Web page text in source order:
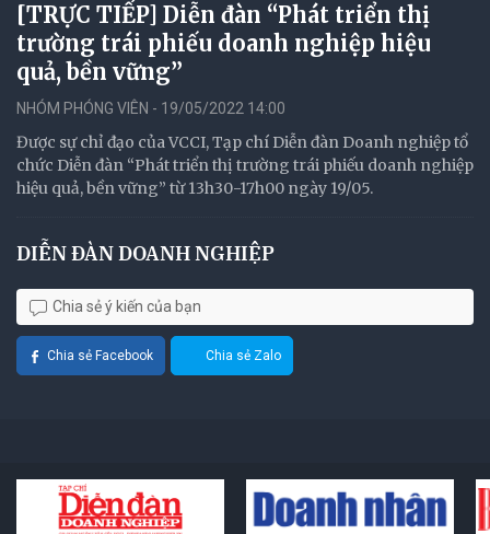
[TRỰC TIẾP] Diễn đàn “Phát triển thị
trường trái phiếu doanh nghiệp hiệu
quả, bền vững”
NHÓM PHÓNG VIÊN - 19/05/2022 14:00
Được sự chỉ đạo của VCCI, Tạp chí Diễn đàn Doanh nghiệp tổ
chức Diễn đàn “Phát triển thị trường trái phiếu doanh nghiệp
hiệu quả, bền vững” từ 13h30-17h00 ngày 19/05.
DIỄN ĐÀN DOANH NGHIỆP
Chia sẻ ý kiến của bạn
Chia sẻ Facebook Chia sẻ Zalo